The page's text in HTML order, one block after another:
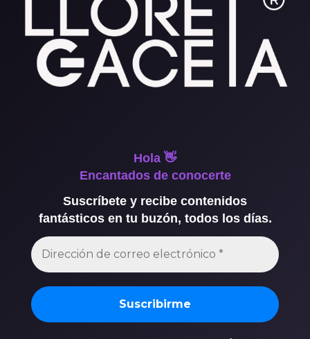
Hola 👋
Encantados de conocerte
Suscríbete y recibe contenidos
fantásticos en tu buzón, todos los días.